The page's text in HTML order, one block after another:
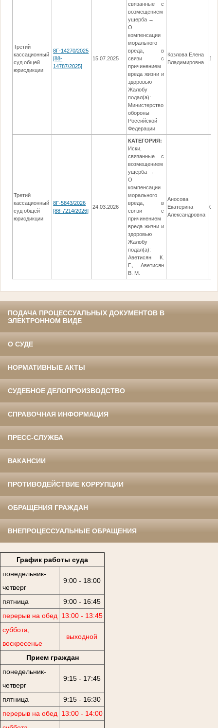
Третий
кассационный
суд общей
юрисдикции
8Г-14270/2025
[88-
14787/2025]
15.07.2025
связанные с
возмещением
ущерба →
О
компенсации
морального
вреда, в
связи с
причинением
вреда жизни и
здоровью
Жалобу
подал(а):
Министерство
обороны
Российской
Федерации
Козлова Елена
Владимировна
Третий
кассационный
суд общей
юрисдикции
8Г-5843/2026
[88-7214/2026]
24.03.2026
КАТЕГОРИЯ:
Иски,
связанные с
возмещением
ущерба →
О
компенсации
морального
вреда, в
связи с
причинением
вреда жизни и
здоровью
Жалобу
подал(а):
Аветисян К.
Г., Аветисян
В. М.
Аносова
Екатерина
Александровна
ПОДАЧА ПРОЦЕССУАЛЬНЫХ ДОКУМЕНТОВ В
ЭЛЕКТРОННОМ ВИДЕ
О СУДЕ
НОРМАТИВНЫЕ АКТЫ
СУДЕБНОЕ ДЕЛОПРОИЗВОДСТВО
СПРАВОЧНАЯ ИНФОРМАЦИЯ
ПРЕСС-СЛУЖБА
ВАКАНСИИ
ПРОТИВОДЕЙСТВИЕ КОРРУПЦИИ
ОБРАЩЕНИЯ ГРАЖДАН
ВНЕПРОЦЕССУАЛЬНЫЕ ОБРАЩЕНИЯ
График работы суда
понедельник-
четверг
9:00 - 18:00
пятница
9:00 - 16:45
перерыв на обед
13:00 - 13:45
суббота,
воскресенье
выходной
Прием граждан
понедельник-
четверг
9:15 - 17:45
пятница
9:15 - 16:30
перерыв на обед
13:00 - 14:00